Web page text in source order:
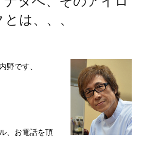
は、、、
野です、
、お電話を頂